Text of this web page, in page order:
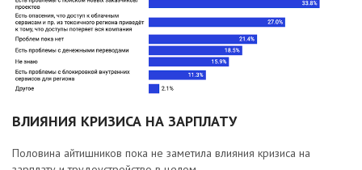
ВЛИЯНИЯ КРИЗИСА НА ЗАРПЛАТУ
Половина айтишников пока не заметила влияния кризиса на